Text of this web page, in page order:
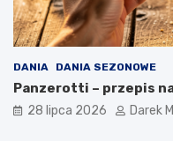
DANIA DANIA SEZONOWE
Panzerotti – przepis
28 lipca 2026 Darek